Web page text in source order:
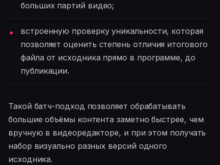
больших партий видео;
встроенную проверку уникальности, которая
позволяет оценить степень отличия итогового
файла от исходника прямо в программе, до
публикации.
Такой батч-подход позволяет обрабатывать
большие объёмы контента заметно быстрее, чем
вручную в видеоредакторе, и при этом получать
набор визуально разных версий одного
исходника.